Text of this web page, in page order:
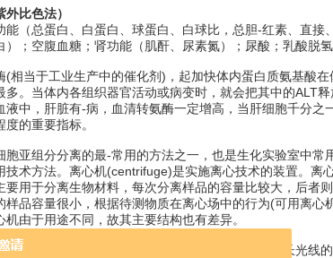
比色法）
（总蛋白、白蛋白、球蛋白、白球比，总胆-红素、直接
；空腹血糖；肾功能（肌酐、尿素氮）；尿酸；乳酸脱氢
(相当于工业生产中的催化剂)，起加快体内蛋白质氨基酸
。当体内各组织器官活动或病变时，就会把其中的ALT
中，肝脏有-病，血清转氨酶一定增高，当肝细胞千分之
的重要指标。
胞亚组分分离的最-常用的方法之一，也是生化实验室中
技术方法。离心机(centrifuge)是实施离心技术的装置。离
用于分离生物材料，每次分离样品的容量比较大，后者
样品容量很小，根据待测物质在离心场中的行为(可用离
由于用途不同，故其主要结构也有差异。
收作用，不同物质由于其分子结构不同，对不同波长光线